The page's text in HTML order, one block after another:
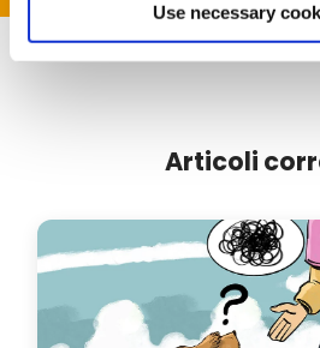
Use necessary
Articoli